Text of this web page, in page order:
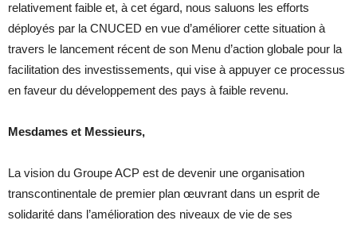
relativement faible et, à cet égard, nous saluons les efforts
déployés par la CNUCED en vue d’améliorer cette situation à
travers le lancement récent de son Menu d’action globale pour la
facilitation des investissements, qui vise à appuyer ce processus
en faveur du développement des pays à faible revenu.
Mesdames et Messieurs,
La vision du Groupe ACP est de devenir une organisation
transcontinentale de premier plan œuvrant dans un esprit de
solidarité dans l’amélioration des niveaux de vie de ses